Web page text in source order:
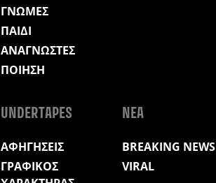
ΓΝΩΜΕΣ
ΠΑΙΔΙ
ΑΝΑΓΝΩΣΤΕΣ
ΠΟΙΗΣΗ
UNDERTAPES
ΑΦΗΓΗΣΕΙΣ
ΓΡΑΦΙΚΟΣ
ΝΕΑ
BREAKING NEWS
VIRAL